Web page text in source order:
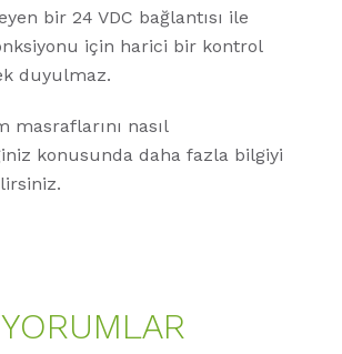
bir 24 VDC bağlantısı ile
için harici bir kontrol
duyulmaz.
masraflarını nasıl
konusunda daha fazla bilgiyi
YORUMLAR